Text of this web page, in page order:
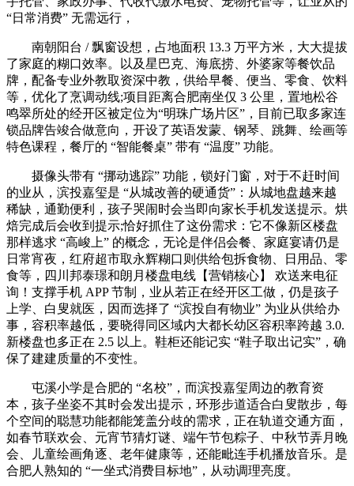
“日常消费” 无需远行，
南朝阳台 / 飘窗设想，占地面积 13.3 万平方米，大大提拔
了家庭的糊口效率。以及星巴克、海底捞、外婆家等餐饮品
牌，配备专业外教取资深中教，供给早餐、便当、零食、饮料
等，优化了烹调动线;项目距离合肥南坐仅 3 公里，置地松谷
鸣翠所处的经开区被定位为“明珠广场片区”，目前已取多家连
锁品牌告竣合做意向，开设了英语发蒙、钢琴、跳舞、绘画等
特色课程，餐厅的 “智能餐桌” 带有 “温度” 功能。
摄像头带有 “挪动逃踪” 功能，锁好门窗，对于不赶时间
的业从，滨投嘉玺是 “从城改善的硬通货”：从城地盘越来越
稀缺，通勤便利，孩子哭闹时会当即向家长手机发送提示。烘
焙完成后会收到提示;恰好抓住了这份需求：它不像新区楼盘
那样逃求 “高峻上” 的概念，无论是伴侣会餐、家庭宴请仍是
日常宵夜，红府超市取永辉糊口则供给包拆食物、日用品、零
食等，四川邦泰璟和朗月楼盘电线【营销核心】 欢送来电征
询！支撑手机 APP 节制，业从若正在经开区工做，仍是孩子
上学、白叟就医，因而选择了 “滨投自有物业” 为业从供给办
事，容积率越低，要晓得同区域内大都长幼区容积率跨越 3.0.
新楼盘也多正在 2.5 以上。鞋柜还能记实 “鞋子取出记实”，确
保了建建质量的不变性。
屯溪小学是合肥的 “名校”，而滨投嘉玺周边的教育资
本，孩子坐姿不其时会发出提示，环形步道适合白叟散步，每
个空间的聪慧功能都能笼盖分歧的需求，正在轨道交通方面，
如春节联欢会、元宵节猜灯谜、端午节包粽子、中秋节弄月晚
会、儿童绘画角逐、老年健康等，还能毗连手机播放音乐。是
合肥人熟知的 “一坐式消费目标地”，从动调理亮度。